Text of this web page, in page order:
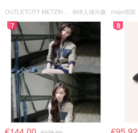
868人感兴趣 maje德国
7 8